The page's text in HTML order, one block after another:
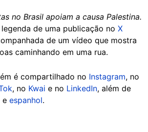
no Brasil apoiam a causa Palestina.
de uma publicação no X
de um vídeo que mostra
caminhando em uma rua.
é compartilhado no Instagram, no
, no Kwai e no LinkedIn, além de
e espanhol.